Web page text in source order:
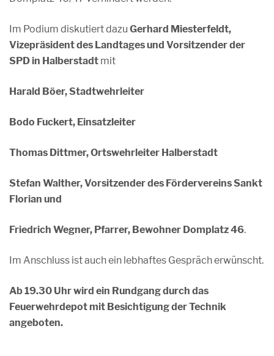
Im Podium diskutiert dazu Gerhard Miesterfeldt,
Vizepräsident des Landtagesund Vorsitzender der
SPD in Halberstadt mit
Harald Böer, Stadtwehrleiter
Bodo Fuckert, Einsatzleiter
Thomas Dittmer, Ortswehrleiter Halberstadt
Stefan Walther, Vorsitzender des Fördervereins Sankt
Florian und
Friedrich Wegner, Pfarrer, Bewohner Domplatz 46.
Im Anschluss ist auch ein lebhaftes Gespräch erwünscht.
Ab 19.30 Uhr wird ein Rundgang durch das
Feuerwehrdepot mit Besichtigung der Technik
angeboten.